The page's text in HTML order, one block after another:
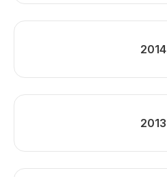
2014
2013